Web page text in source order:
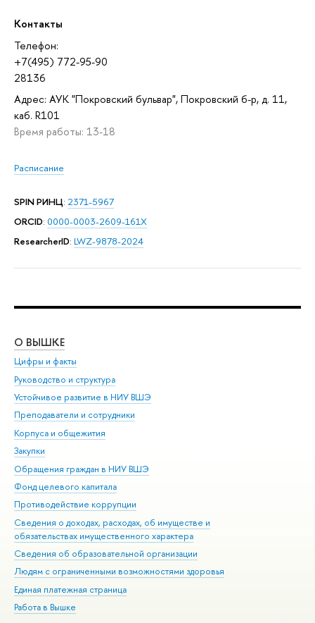
Контакты
Телефон:
+7(495) 772-95-90
28136
Адрес: АУК "Покровский бульвар", Покровский б-р, д. 11,
каб. R101
Время работы: 13-18
Расписание
SPIN РИНЦ: 2371-5967
ORCID: 0000-0003-2609-161X
ResearcherID: LWZ-9878-2024
О ВЫШКЕ
Цифры и факты
Руководство и структура
Устойчивое развитие в НИУ ВШЭ
Преподаватели и сотрудники
Корпуса и общежития
Закупки
Обращения граждан в НИУ ВШЭ
Фонд целевого капитала
Противодействие коррупции
Сведения о доходах, расходах, об имуществе и
обязательствах имущественного характера
Сведения об образовательной организации
Людям с ограниченными возможностями здоровья
Единая платежная страница
Работа в Вышке